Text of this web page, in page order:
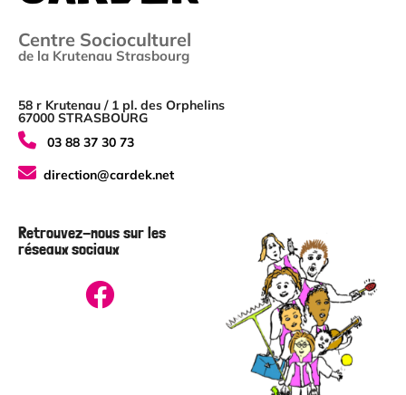
Centre Socioculturel
de la Krutenau Strasbourg
58 r Krutenau / 1 pl. des Orphelins
67000 STRASBOURG
03 88 37 30 73
direction@cardek.net
Retrouvez-nous sur les
réseaux sociaux